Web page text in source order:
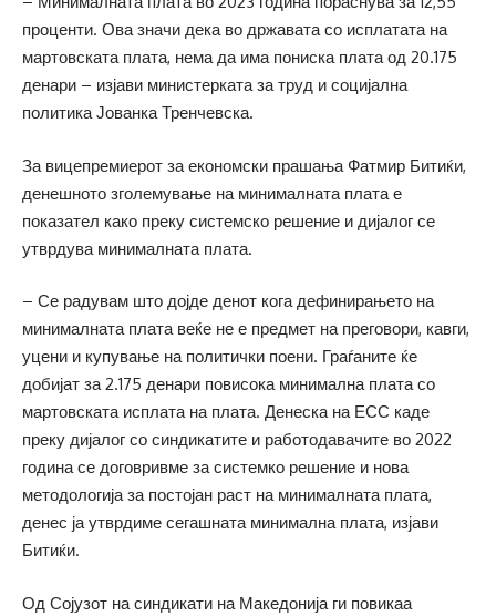
проценти. Ова значи дека во државата со исплатата на
мартовската плата, нема да има пониска плата од 20.175
денари – изјави министерката за труд и социјална
политика Јованка Тренчевска.
За вицепремиерот за економски прашања Фатмир Битиќи,
денешното зголемување на минималната плата е
показател како преку системско решение и дијалог се
утврдува минималната плата.
– Се радувам што дојде денот кога дефинирањето на
минималната плата веќе не е предмет на преговори, кавги,
уцени и купување на политички поени. Граѓаните ќе
добијат за 2.175 денари повисока минимална плата со
мартовската исплата на плата. Денеска на ЕСС каде
преку дијалог со синдикатите и работодавачите во 2022
година се договривме за системко решение и нова
методологија за постојан раст на минималната плата,
денес ја утврдиме сегашната минимална плата, изјави
Битиќи.
Од Сојузот на синдикати на Македонија ги повикаа